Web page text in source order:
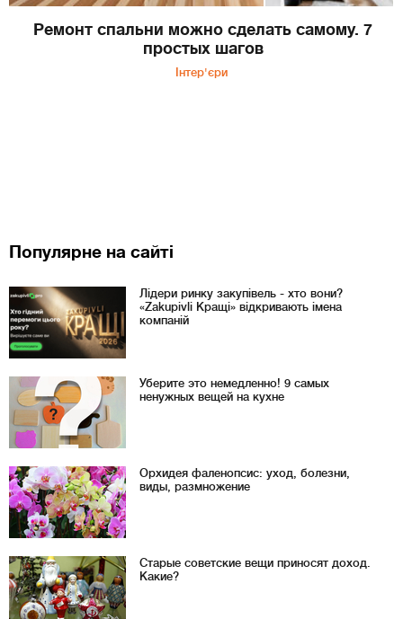
Ремонт спальни можно сделать самому. 7
простых шагов
Інтер'єри
Популярне на сайті
Лідери ринку закупівель - хто вони?
«Zakupivli Кращі» відкривають імена
компаній
Уберите это немедленно! 9 самых
ненужных вещей на кухне
Орхидея фаленопсис: уход, болезни,
виды, размножение
Старые советские вещи приносят доход.
Какие?